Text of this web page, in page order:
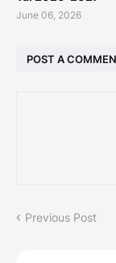
June 06, 2026
POST A
Previous Post